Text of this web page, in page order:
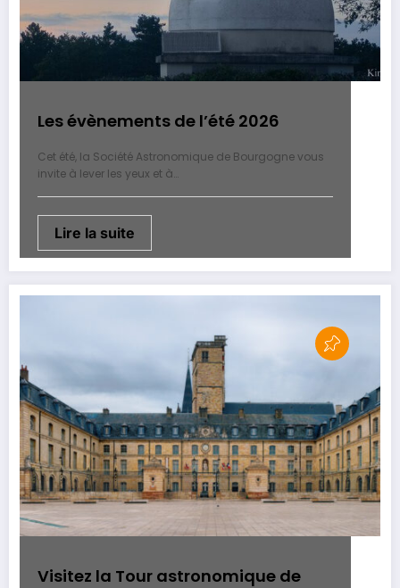
Les évènements de l’été 2026
Cet été, la Société Astronomique de Bourgogne vous
invite à lever les yeux et à…
Lire la suite
Visitez la Tour astronomique de